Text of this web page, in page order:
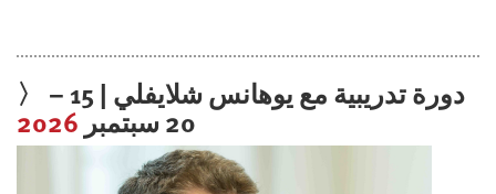
〉 دورة تدريبية مع يوهانس شلايفلي | 15 –
20 سبتمبر 2026